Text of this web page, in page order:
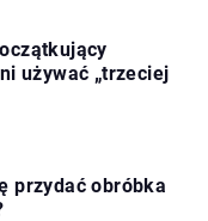
używać „trzeciej
przydać obróbka